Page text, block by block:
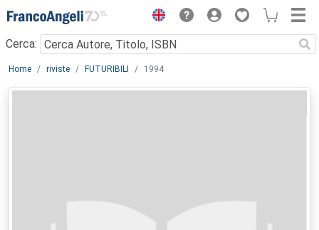
Menu
Cerca:
Main content
Home riviste FUTURIBILI 1994